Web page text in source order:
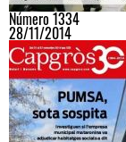
Número 1334
28/11/2014